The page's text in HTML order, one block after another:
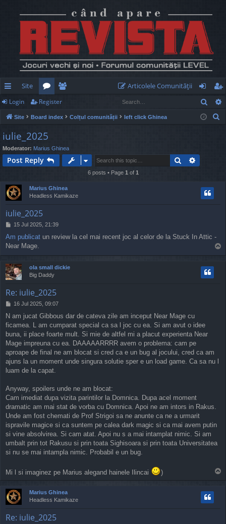
ui
ck
lin
ks
Site
or
u
m
s
e
m
rs
Articolele Comunităţii
og
in
eg
ist
Login Register
Site Board index Colțul comunității left click Ghinea
iulie_2025
Moderator: Marius Ghinea
Post Reply Search
6 posts • Page 1 of 1
Marius Ghinea
Headless Kamikaze
iulie_2025
P
s
t
15 Jul 2025, 21:39
Am publicat un review la cel mai recent joc al celor de la Stuck In Attic -
Near Mage.
o
ola small dickie
Big Daddy
Re: iulie_2025
P
s
t
16 Jul 2025, 09:07
N am jucat Gibbous dar de cateva zile am inceput Near Mage cu
ficamea. L am cumparat special ca sa l joc cu ea. Si am avut o idee
buna, ii place foarte mult. Si mie de altfel mi a placut experienta Near
Mage impreuna cu ea. DAAAAARRRR avem o problema: cam pe
aproape de final ne am blocat si cred ca e un bug al jocului, cred ca am
ajuns la un moment unde singura solutie sper e un load game. Ca sa nu l
luam de la capat.
Anyway, spoilers unde ne am blocat:
Cam imediat dupa vizita parintilor la Domnica. Dupa acel moment
dramatic am mai stat de vorba cu Domnica. Apoi ne am intors in Rakus.
Unde am fost chemati de Prof Strigoi sa ne anunte ca ne a urmarit
ispravile magice si ca suntem pe calea dark magic si ca mai avem putin
si vine absolvirea. Si cam atat. Apoi nu s a mai intamplat nimic. Si am
umbalt prin tot Rakusu si prin toata Sighisoara si prin toata Universitatea
si nu se mai intampla nimic. Probabil e un bug.
Mi l si imaginez pe Marius alegand hainele Ilincai )
Marius Ghinea
Headless Kamikaze
Re: iulie_2025